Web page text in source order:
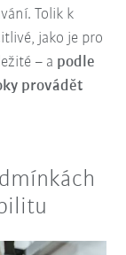
Tolik k
jako je pro
– a podle
provádět